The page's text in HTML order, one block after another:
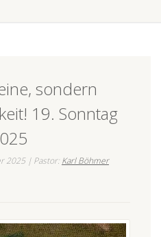
sondern
19. Sonntag
2025 | Pastor: Karl Böhmer